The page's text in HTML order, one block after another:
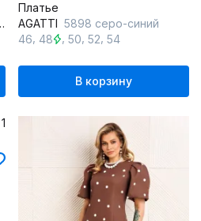
Платье
AGATTI 5898 серо-синий
46 48 ,50 ,52 ,54
В корзину